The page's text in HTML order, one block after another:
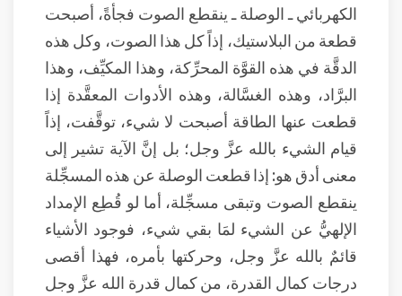
الكهربائي ـ الوصلة ـ ينقطع الصوت فجأةً، أصبحت
قطعة من البلاستيك، إذاً كل هذا الصوت، وكل هذه
الدقَّة في هذه القوَّة المحرِّكة، وهذا المكيِّف، وهذا
البرَّاد، وهذه الغسَّالة، وهذه الأدوات المعقَّدة إذا
قطعت عنها الطاقة أصبحت لا شيء، توقَّفت، إذاً
قيام الشيء بالله عزَّ وجل؛ بل إنَّ الآية تشير إلى
معنى أدق هو: إذا قطعت الوصلة عن هذه المسجِّلة
ينقطع الصوت وتبقى مسجِّلة، أما لو قُطِع الإمداد
الإلهيُّ عن الشيء لمَا بقي شيء، فوجود الأشياء
قائمٌ بالله عزَّ وجل، وحركتها بأمره، فهذا أقصى
درجات كمال القدرة، من كمال قدرة الله عزَّ وجل